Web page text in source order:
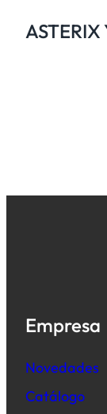
Empresa
Novedades
Catálogo